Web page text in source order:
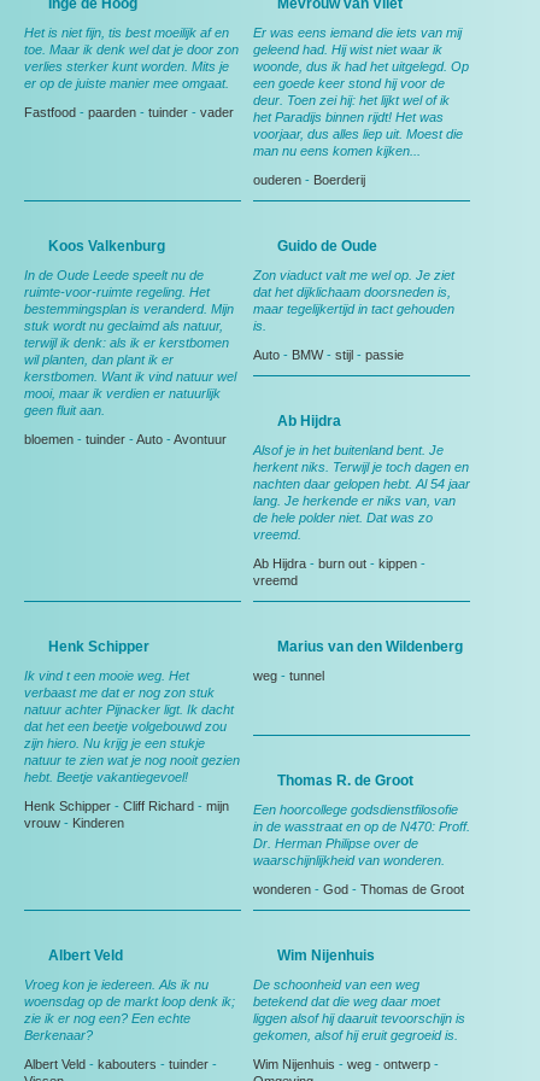
Inge de Hoog
Het is niet fijn, tis best moeilijk af en
toe. Maar ik denk wel dat je door zon
verlies sterker kunt worden. Mits je
er op de juiste manier mee omgaat.
Fastfood - paarden - tuinder - vader
Mevrouw van Vliet
Er was eens iemand die iets van mij
geleend had. Hij wist niet waar ik
woonde, dus ik had het uitgelegd. Op
een goede keer stond hij voor de
deur. Toen zei hij: het lijkt wel of ik
het Paradijs binnen rijdt! Het was
voorjaar, dus alles liep uit. Moest die
man nu eens komen kijken...
ouderen - Boerderij
Koos Valkenburg
In de Oude Leede speelt nu de
ruimte-voor-ruimte regeling. Het
bestemmingsplan is veranderd. Mijn
stuk wordt nu geclaimd als natuur,
terwijl ik denk: als ik er kerstbomen
wil planten, dan plant ik er
kerstbomen. Want ik vind natuur wel
mooi, maar ik verdien er natuurlijk
geen fluit aan.
bloemen - tuinder -Auto -Avontuur
Guido de Oude
Zon viaduct valt me wel op. Je ziet
dat het dijklichaam doorsneden is,
maar tegelijkertijd in tact gehouden
is.
Auto - BMW- stijl - passie
Ab Hijdra
Alsof je in het buitenland bent. Je
herkent niks. Terwijl je toch dagen en
nachten daar gelopen hebt. Al 54 jaar
lang. Je herkende er niks van, van
de hele polder niet. Dat was zo
vreemd.
Ab Hijdra - burn out - kippen -
vreemd
Henk Schipper
Ik vind t een mooie weg. Het
verbaast me dat er nog zon stuk
natuur achter Pijnacker ligt. Ik dacht
dat het een beetje volgebouwd zou
zijn hiero. Nu krijg je een stukje
natuur te zien wat je nog nooit gezien
hebt. Beetje vakantiegevoel!
Henk Schipper - Cliff Richard - mijn
vrouw - Kinderen
Marius van den Wildenberg
weg - tunnel
Thomas R. de Groot
Een hoorcollege godsdienstfilosofie
in de wasstraat en op de N470: Proff.
Dr. Herman Philipse over de
waarschijnlijkheid van wonderen.
wonderen - God - Thomas de Groot
Albert Veld
Vroeg kon je iedereen. Als ik nu
woensdag op de markt loop denk ik;
zie ik er nog een? Een echte
Berkenaar?
Albert Veld - kabouters - tuinder -
Wim Nijenhuis
De schoonheid van een weg
betekend dat die weg daar moet
liggen alsof hij daaruit tevoorschijn is
gekomen, alsof hij eruit gegroeid is.
Wim Nijenhuis - weg - ontwerp -